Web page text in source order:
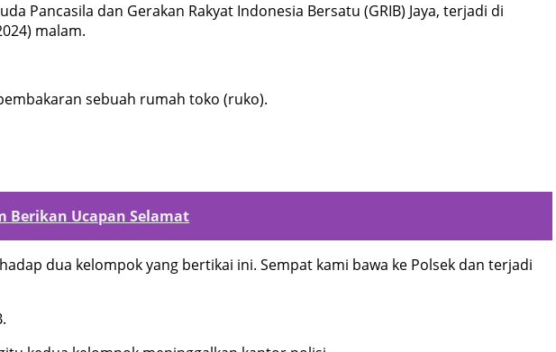
Pancasila dan Gerakan Rakyat Indonesia Bersatu (GRIB) Jaya, terjadi di
malam.
sebuah rumah toko (ruko).
Berikan Ucapan Selamat
dua kelompok yang bertikai ini. Sempat kami bawa ke Polsek dan terjadi